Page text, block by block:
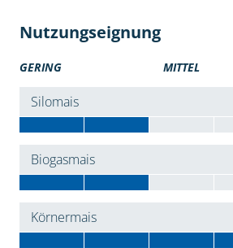
Nutzungseignung
GERING MITTEL
Silomais
Biogasmais
Körnermais